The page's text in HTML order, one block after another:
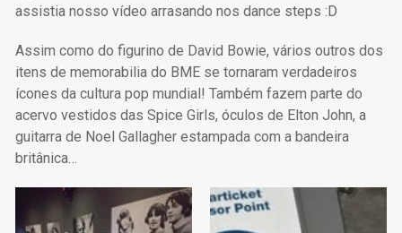
assistia nosso vídeo arrasando nos dance steps :D
Assim como do figurino de David Bowie, vários outros dos
itens de memorabilia do BME se tornaram verdadeiros
ícones da cultura pop mundial! Também fazem parte do
acervo vestidos das Spice Girls, óculos de Elton John, a
guitarra de Noel Gallagher estampada com a bandeira
britânica…